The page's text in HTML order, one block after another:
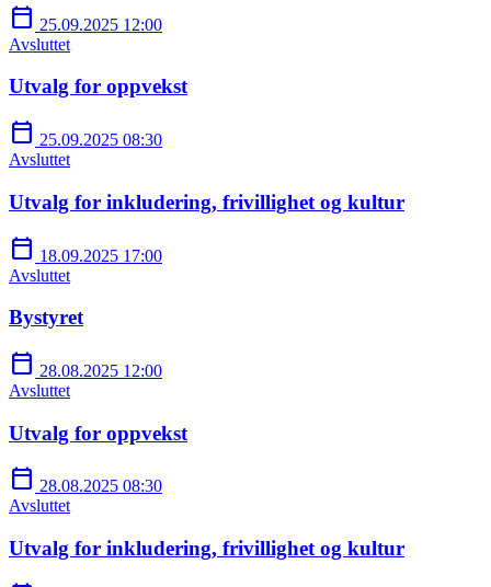
calendar_today 25.09.2025 12:00
Avsluttet
Utvalg for oppvekst
calendar_today 25.09.2025 08:30
Avsluttet
Utvalg for inkludering, frivillighet og kultur
calendar_today 18.09.2025 17:00
Avsluttet
Bystyret
calendar_today 28.08.2025 12:00
Avsluttet
Utvalg for oppvekst
calendar_today 28.08.2025 08:30
Avsluttet
Utvalg for inkludering, frivillighet og kultur